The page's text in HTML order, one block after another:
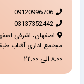
09120996706
03137352442
اصفهان، اشرفی
مجتمع اداری آفتاب طبقه ۲،
۸:۰۰ الی ۲۲:۰۰